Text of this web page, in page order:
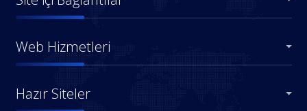
Web Hizmetleri
Hazır Siteler